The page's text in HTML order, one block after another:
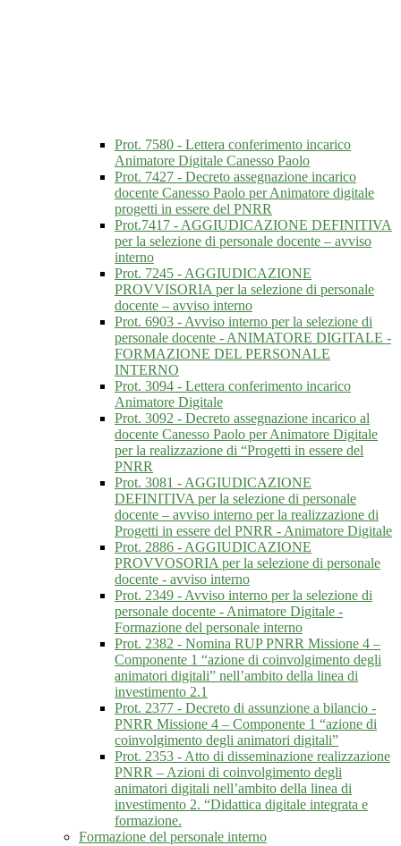
Prot. 7580 - Lettera conferimento incarico
Animatore Digitale Canesso Paolo
Prot. 7427 - Decreto assegnazione incarico
docente Canesso Paolo per Animatore digitale
progetti in essere del PNRR
Prot.7417 - AGGIUDICAZIONE DEFINITIVA
per la selezione di personale docente – avviso
interno
Prot. 7245 - AGGIUDICAZIONE
PROVVISORIA per la selezione di personale
docente – avviso interno
Prot. 6903 - Avviso interno per la selezione di
personale docente - ANIMATORE DIGITALE -
FORMAZIONE DEL PERSONALE
INTERNO
Prot. 3094 - Lettera conferimento incarico
Animatore Digitale
Prot. 3092 - Decreto assegnazione incarico al
docente Canesso Paolo per Animatore Digitale
per la realizzazione di “Progetti in essere del
PNRR
Prot. 3081 - AGGIUDICAZIONE
DEFINITIVA per la selezione di personale
docente – avviso interno per la realizzazione di
Progetti in essere del PNRR - Animatore Digitale
Prot. 2886 - AGGIUDICAZIONE
PROVVOSORIA per la selezione di personale
docente - avviso interno
Prot. 2349 - Avviso interno per la selezione di
personale docente - Animatore Digitale -
Formazione del personale interno
Prot. 2382 - Nomina RUP PNRR Missione 4 –
Componente 1 “azione di coinvolgimento degli
animatori digitali” nell’ambito della linea di
investimento 2.1
Prot. 2377 - Decreto di assunzione a bilancio -
PNRR Missione 4 – Componente 1 “azione di
coinvolgimento degli animatori digitali”
Prot. 2353 - Atto di disseminazione realizzazione
PNRR – Azioni di coinvolgimento degli
animatori digitali nell’ambito della linea di
investimento 2. “Didattica digitale integrata e
formazione.
Formazione del personale interno